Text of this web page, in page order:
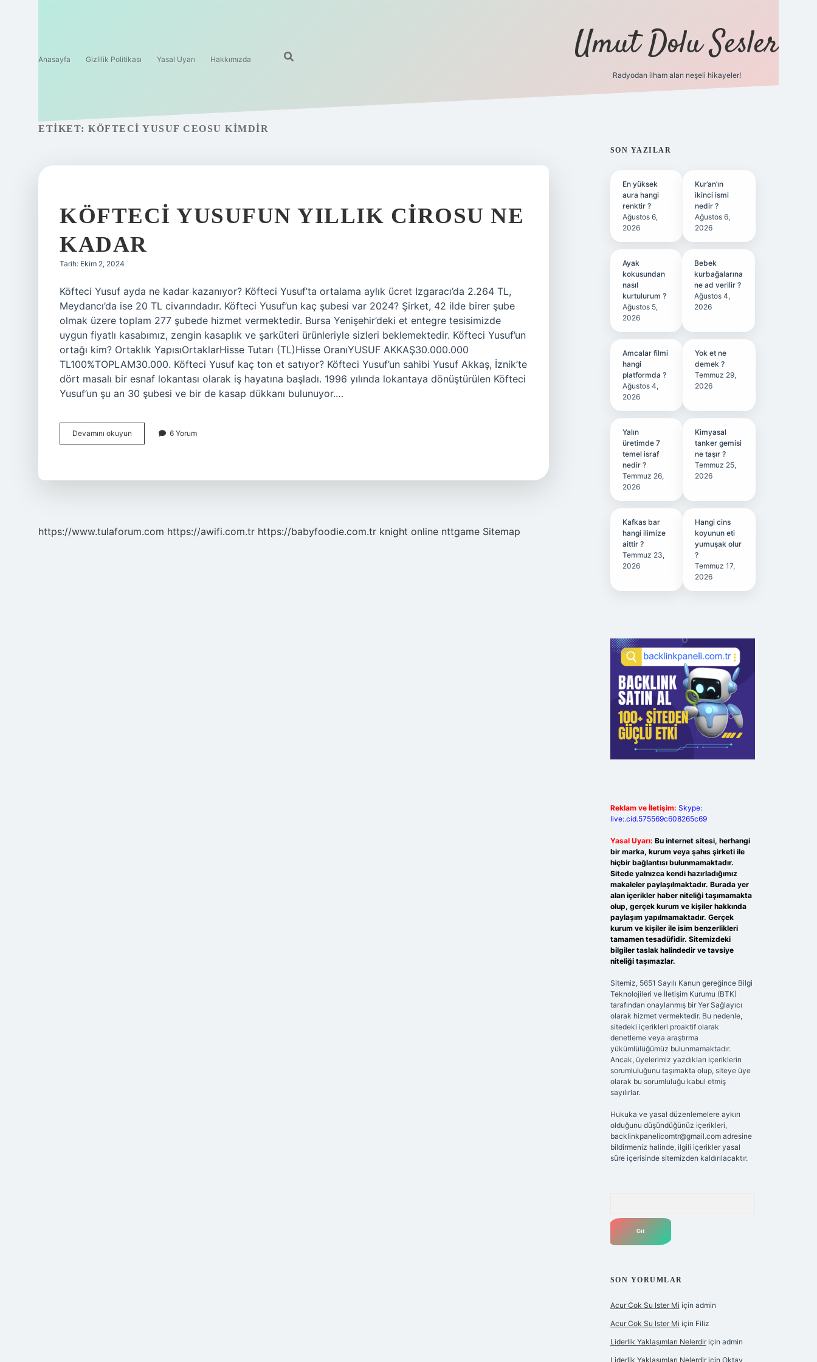
Anasayfa Gizlilik Politikası Yasal Uyarı Hakkımızda Umut Dolu Sesler
Radyodan ilham alan neşeli hikayeler!
ETIKET: KÖFTECI YUSUF CEOSU KIMDIR
KÖFTECI YUSUFUN YILLIK CIROSU NE
KADAR
Tarih: Ekim 2, 2024
Köfteci Yusuf ayda ne kadar kazanıyor? Köfteci Yusuf’ta ortalama aylık ücret Izgaracı’da 2.264 TL,
Meydancı’da ise 20 TL civarındadır. Köfteci Yusuf’un kaç şubesi var 2024? Şirket, 42 ilde birer şube
olmak üzere toplam 277 şubede hizmet vermektedir. Bursa Yenişehir’deki et entegre tesisimizde
uygun fiyatlı kasabımız, zengin kasaplık ve şarküteri ürünleriyle sizleri beklemektedir. Köfteci Yusuf’un
ortağı kim? Ortaklık YapısıOrtaklarHisse Tutarı (TL)Hisse OranıYUSUF AKKAŞ30.000.000
TL100%TOPLAM30.000. Köfteci Yusuf kaç ton et satıyor? Köfteci Yusuf’un sahibi Yusuf Akkaş, İznik’te
dört masalı bir esnaf lokantası olarak iş hayatına başladı. 1996 yılında lokantaya dönüştürülen Köfteci
Yusuf’un şu an 30 şubesi ve bir de kasap dükkanı bulunuyor.…
Devamını okuyun
Yusufun
6 Yorum
https://www.tulaforum.com https://awifi.com.tr https://babyfoodie.com.tr knight online nttgame Sitemap
SIDEBAR
SON YAZILAR
En yüksek
aura hangi
renktir ?
Ağustos 6,
2026
Kur’an’ın
ikinci ismi
nedir ?
Ağustos 6,
2026
Ayak
kokusundan
nasıl
kurtulurum ?
Ağustos 5,
2026
Bebek
kurbağalarına
ne ad verilir ?
Ağustos 4,
2026
Amcalar filmi
hangi
platformda ?
Ağustos 4,
2026
Yok et ne
demek ?
Temmuz 29,
2026
Yalın
üretimde 7
temel israf
nedir ?
Temmuz 26,
2026
Kimyasal
tanker gemisi
ne taşır ?
Temmuz 25,
2026
Kafkas bar
hangi ilimize
aittir ?
Temmuz 23,
2026
Hangi cins
koyunun eti
yumuşak olur
?
Temmuz 17,
2026
Reklam ve İletişim: Skype:
live:.cid.575569c608265c69
Yasal Uyarı: Bu internet sitesi, herhangi
bir marka, kurum veya şahıs şirketi ile
hiçbir bağlantısı bulunmamaktadır.
Sitede yalnızca kendi hazırladığımız
makaleler paylaşılmaktadır. Burada yer
alan içerikler haber niteliği taşımamakta
olup, gerçek kurum ve kişiler hakkında
paylaşım yapılmamaktadır. Gerçek
kurum ve kişiler ile isim benzerlikleri
tamamen tesadüfidir. Sitemizdeki
bilgiler taslak halindedir ve tavsiye
niteliği taşımazlar.
Sitemiz, 5651 Sayılı Kanun gereğince Bilgi
Teknolojileri ve İletişim Kurumu (BTK)
tarafından onaylanmış bir Yer Sağlayıcı
olarak hizmet vermektedir. Bu nedenle,
sitedeki içerikleri proaktif olarak
denetleme veya araştırma
yükümlülüğümüz bulunmamaktadır.
Ancak, üyelerimiz yazdıkları içeriklerin
sorumluluğunu taşımakta olup, siteye üye
olarak bu sorumluluğu kabul etmiş
sayılırlar.
Hukuka ve yasal düzenlemelere aykırı
olduğunu düşündüğünüz içerikleri,
backlinkpanelicomtr@gmail.comadresine
bildirmeniz halinde, ilgili içerikler yasal
süre içerisinde sitemizden kaldırılacaktır.
SON YORUMLAR
Acur Cok Su Ister Mi için admin
Acur Cok Su Ister Mi için Filiz
Liderlik Yaklaşımları Nelerdiriçin admin
Liderlik Yaklaşımları Nelerdiriçin Oktay